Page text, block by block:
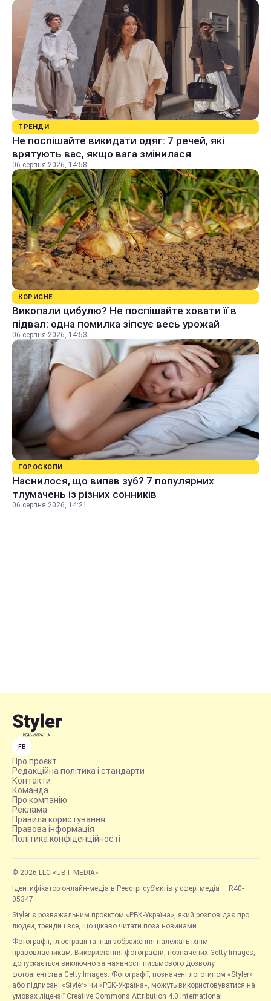
ТРЕНДИ
Не поспішайте викидати одяг: 7 речей, які
врятують вас, якщо вага змінилася
06 серпня 2026, 14:58
КОРИСНЕ
Викопали цибулю? Не поспішайте ховати її в
підвал: одна помилка зіпсує весь урожай
06 серпня 2026, 14:53
ГОРОСКОПИ
Наснилося, що випав зуб? 7 популярних
тлумачень із різних сонників
06 серпня 2026, 14:21
FB
Про проєкт
Редакційна політика і стандарти
Контакти
Команда
Про компанію
Реклама
Правила користування
Правова інформація
Політика конфіденційності
© 2026 LLC «UBT MEDIA»
Ідентифікатор онлайн-медіа в Реєстрі суб’єктів у сфері медіа — R40-
05347
Styler є розважальним проєктом «РБК-Україна», який розповідає про
людей, тренди і все, що цікаво читати поза новинами.
Фотографії, ілюстрації та інші зображення належать їхнім
правовласникам. Використання фотографій, позначених Getty Images,
допускається виключно за наявності письмового дозволу
фотоагентства Getty Images. Фотографії, позначені логотипом «Styler»
або підписані «Styler» чи «РБК-Україна», можуть використовуватися на
умовах ліцензії Creative Commons Attribution 4.0 International.